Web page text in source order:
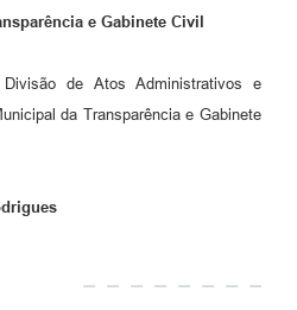
e Gabinete Civil
de Atos Administrativos e
da Transparência e Gabinete